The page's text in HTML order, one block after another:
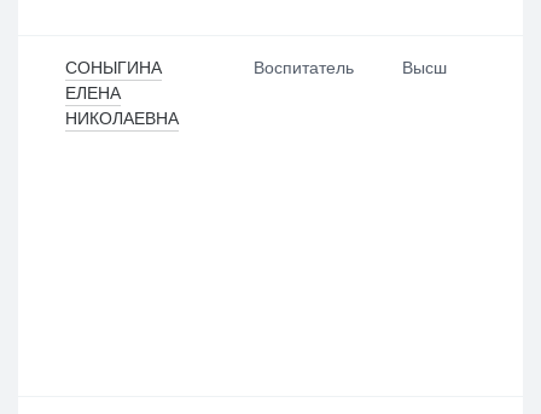
СОНЫГИНА
ЕЛЕНА
НИКОЛАЕВНА
Воспитатель Высш